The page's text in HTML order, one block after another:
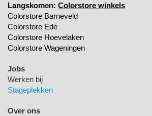
Langskomen: Colorstore winkels
Colorstore Barneveld
Colorstore Ede
Colorstore Hoevelaken
Colorstore Wageningen
Jobs
Werken bij
Stageplekken
Over ons